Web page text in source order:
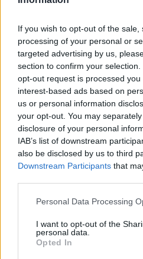
If you wish to opt-out of the
processing of your personal or
targeted advertising by us,
section to confirm your
opt-out request is processed
interest-based ads based on
us or personal information
your opt-out. You may
disclosure of your personal
IAB’s list of downstream
also be disclosed by us to third
Downstream Participants that
Personal Data Processing
I want to opt-out of the
personal data.
Opted In
Nissan prepara
design
BYVIRGILIO MACHADO 05/08/2026